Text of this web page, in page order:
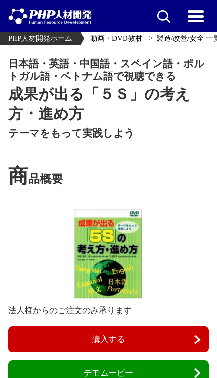
PHP人材開発ホーム 動画・DVD教材 製造/改善/安全 一
日本語・英語・中国語・スペイン語・ポル
トガル語・ベトナム語で視聴できる
成果が出る「５Ｓ」の考え
方・進め方
テーマをもって実践しよう
商品概要
法人様からのご注文のみ承ります
購入する
デモムービー